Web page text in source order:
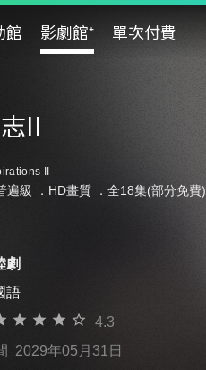
館 影劇館⁺ 單次付費
II
II
遍級 ．HD畫質 ．全18集(部分免費)
劇
語
4.3
2029年05月31日